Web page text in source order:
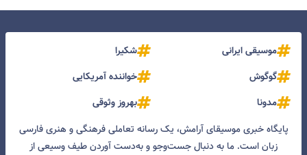
موسیقی ایرانی
شکیرا
گوگوش
خواننده آمریکایی
مدونا
بهروز وثوقی
پایگاه خبری موسیقای آرامش، یک رسانه تعاملی فرهنگی و هنری فارسی
زبان است. ما به دنبال جست‌و‌جو و به‌دست آوردن طیف وسیعی از